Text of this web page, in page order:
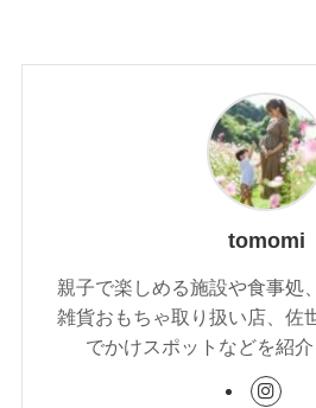
tomomi
親子で楽しめる施設や食事処
雑貨おもちゃ取り扱い店、佐
でかけスポットなどを紹介